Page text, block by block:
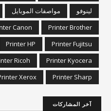
لينوفو
مواصفات الموبايل
Printer Brother
Canon
Printer Fujitsu
Printer HP
Printer Kyocera
Ricoh
Printer Sharp
Xerox
آخر المشاركات